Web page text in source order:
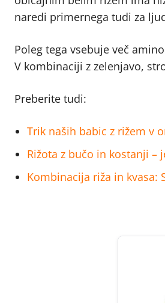
naredi primernega tudi za
Poleg tega vsebuje več
V kombinaciji z zelenjavo,
Preberite tudi:
Trik naših babic z rižem v
Rižota z bučo in kostanji –
Kombinacija riža in kvasa: